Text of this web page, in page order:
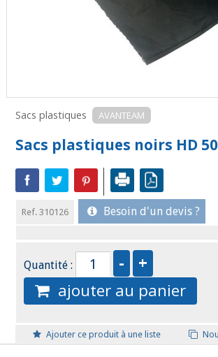
Sacs plastiques AVANTEAM
Sacs plastiques noirs HD
Ref. 310126 Besoin d'un devis ?
Quantité :
ajouter au panier
Ajouter ce produit à une liste